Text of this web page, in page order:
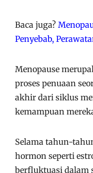
Baca juga?
Penyebab,
Menopause
proses penuaan
akhir dari siklus
kemampuan
Selama tahun-
hormon seperti
berfluktuasi dalam